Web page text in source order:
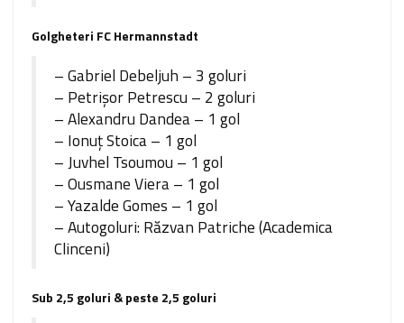
Golgheteri FC Hermannstadt
– Gabriel Debeljuh – 3 goluri
– Petrişor Petrescu – 2 goluri
– Alexandru Dandea – 1 gol
– Ionuţ Stoica – 1 gol
– Juvhel Tsoumou – 1 gol
– Ousmane Viera – 1 gol
– Yazalde Gomes – 1 gol
– Autogoluri: Răzvan Patriche (Academica
Clinceni)
Sub 2,5 goluri & peste 2,5 goluri